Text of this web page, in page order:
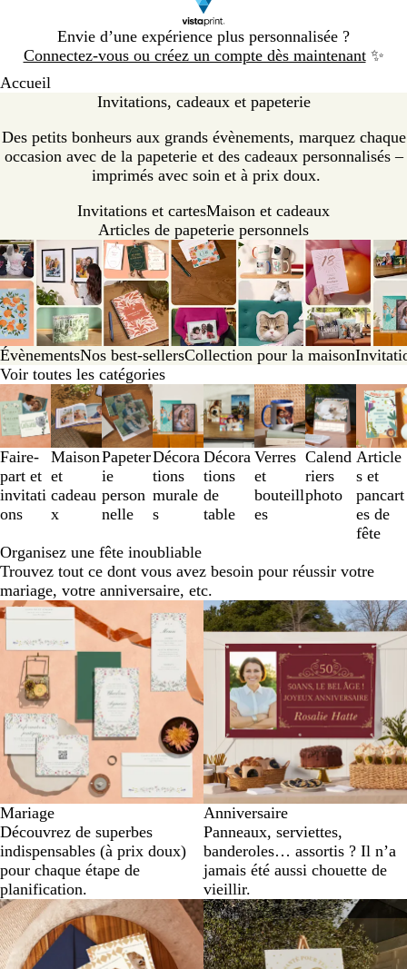
Envie d’une expérience plus personnalisée ?
Connectez-vous ou créez un compte dès maintenant ✨
Diapositive
1
Accueil
Invitations, cadeaux et papeterie
Des petits bonheurs aux grands évènements, marquez chaque
occasion avec de la papeterie et des cadeaux personnalisés –
imprimés avec soin et à prix doux.
Invitations et cartesMaison et cadeaux
Articles de papeterie personnels
ÉvènementsNos best-sellersCollection pour la maison
Voir toutes les catégories
Faire-
part et
invitati
ons
Maison
et
cadeau
x
Papeter
ie
person
nelle
Décora
tions
murale
s
Décora
tions
de
table
Verres
et
bouteill
es
Calend
riers
photo
Article
s et
pancart
es de
fête
Diapositives
1
à
3
sur
8
Organisez une fête inoubliable
Trouvez tout ce dont vous avez besoin pour réussir votre
mariage, votre anniversaire, etc.
Mariage
Découvrez de superbes
indispensables (à prix doux)
pour chaque étape de
planification.
Anniversaire
Panneaux, serviettes,
banderoles… assortis ? Il n’a
jamais été aussi chouette de
vieillir.